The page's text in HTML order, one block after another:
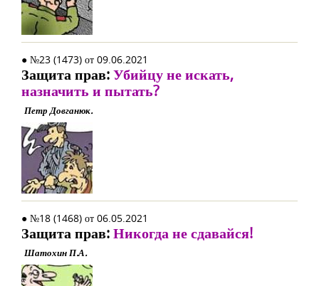
● №23 (1473) от 09.06.2021
Защита прав:Убийцу не искать,
назначить и пытать?
Петр Довганюк.
● №18 (1468) от 06.05.2021
Защита прав:Никогда не сдавайся!
Шатохин П.А.